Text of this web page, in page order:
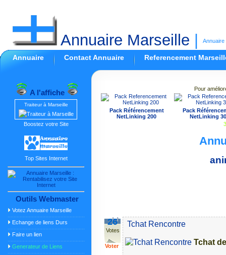
Annuaire Marseille Annuaire
Annuaire Contact Annuaire Referencement
A l'affiche
Traiteur à Marseille
Boostez votre Site
Top Sites Internet
Outils Webmaster
Votez Annuaire Marseille
Echange de liens Durs
Faire un lien
Generateur de Liens
Pour
Pack Référencement
NetLinking 200
Pack
NetLinking
26
Votes
Voter
Tchat Rencontre
Tchat